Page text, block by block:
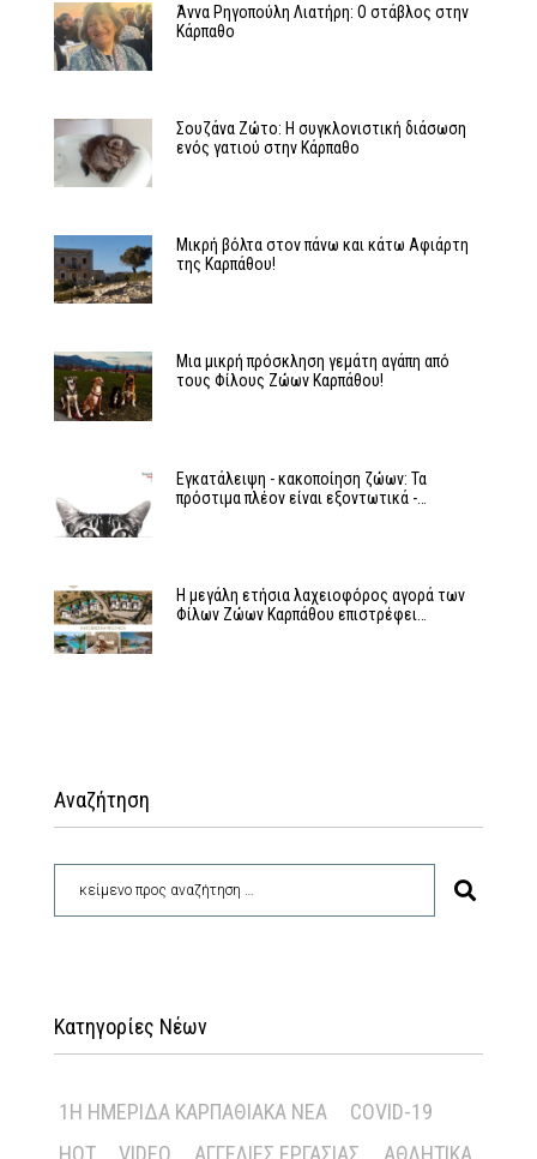
Άννα Ρηγοπούλη Λιατήρη: Ο στάβλος στην
Κάρπαθο
Σουζάνα Ζώτο: Η συγκλονιστική διάσωση
ενός γατιού στην Κάρπαθο
Μικρή βόλτα στον πάνω και κάτω Αφιάρτη
της Καρπάθου!
Μια μικρή πρόσκληση γεμάτη αγάπη από
τους Φίλους Ζώων Καρπάθου!
Εγκατάλειψη - κακοποίηση ζώων: Τα
πρόστιμα πλέον είναι εξοντωτικά -…
Η μεγάλη ετήσια λαχειοφόρος αγορά των
Φίλων Ζώων Καρπάθου επιστρέφει…
Αναζήτηση
Κατηγορίες Νέων
1Η ΗΜΕΡΊΔΑ ΚΑΡΠΑΘΙΑΚΆ ΝΈΑ
COVID-19